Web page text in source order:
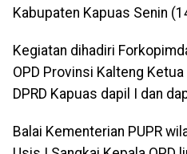
Kabupaten Kapuas Senin
Kegiatan dihadiri
OPD Provinsi Kalteng
DPRD Kapuas dapil I dan
Balai Kementerian PUPR